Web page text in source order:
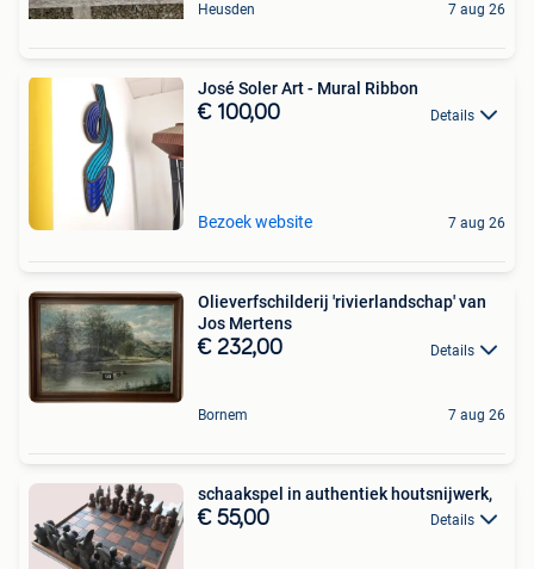
Heusden 7 aug 26
José Soler Art - Mural Ribbon
€ 100,00 Details
Bezoek website 7 aug 26
Olieverfschilderij 'rivierlandschap' van
Jos Mertens
€ 232,00 Details
Bornem 7 aug 26
schaakspel in authentiek houtsnijwerk,
€ 55,00 Details